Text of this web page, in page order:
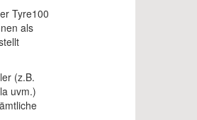
Tyre100
als
(z.B.
uvm.)